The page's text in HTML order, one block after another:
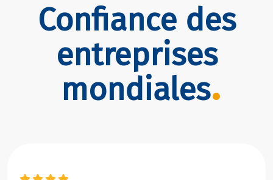
Confiance des
entreprises
mondiales